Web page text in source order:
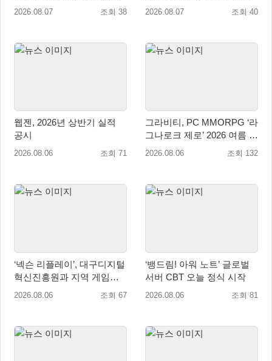
리시즌 시작
2026.08.07 조회 38
림존’ 업데이트
2026.08.07 조회 40
웹젠, 2026년 상반기 실적
공시
2026.08.06 조회 71
그라비티, PC MMORPG ‘라
그나로크 제로’ 2026 여름 프
로모션 진행!
2026.08.06 조회 132
‘넥슨 리플레이’, 대구디지털
혁신진흥원과 지역 게임산
업 육성 위한 업무협약 체결
2026.08.06 조회 67
‘뱅드림! 아워 노트’ 글로벌
서버 CBT 오늘 정식 시작
2026.08.06 조회 81